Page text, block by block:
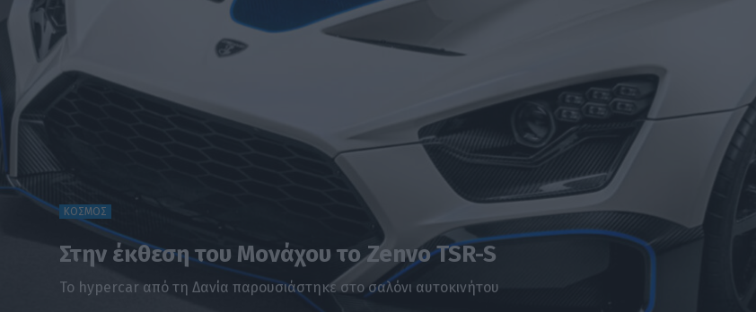
ΚΟΣΜΟΣ
Στην έκθεση του Μονάχου το Zenvo TSR-S
Το hypercar από τη Δανία παρουσιάστηκε στο σαλόνι αυτοκινήτου